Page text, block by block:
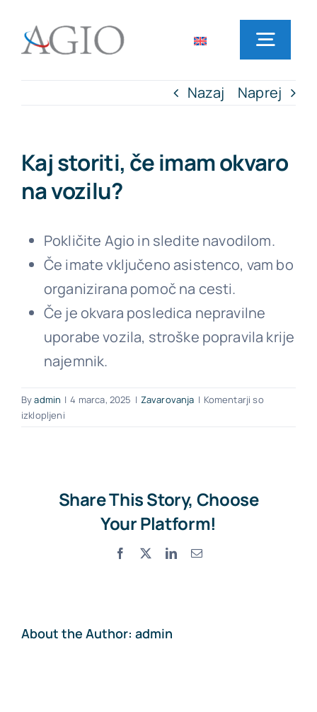
content
Najem vozil
Pogosta vprašanja
Novice
Nazaj Naprej
Kaj storiti, če imam okvaro
na vozilu?
Pokličite Agio in sledite navodilom.
Če imate vključeno asistenco, vam bo
organizirana pomoč na cesti.
Če je okvara posledica nepravilne
uporabe vozila, stroške popravila krije
najemnik.
Byadmin | 4 marca, 2025 | Zavarovanja | Komentarji so
izklopljeniza
okvaro
na
Share This Story, Choose
Your Platform!
Facebook LinkedInEmail
About the Author: admin